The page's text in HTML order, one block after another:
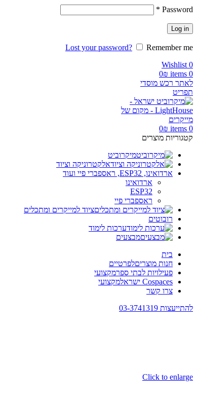
Password
*
Log in
Lost your password?
Remember me
0
Wishlist
0
items
0₪
לאתר רכש מוסדי
תפריט
0
items
0₪
קטגוריות מוצרים
מיקרוביט
אלקטרוניקה וציוד
ארדואינו, ESP32, ראספברי פיי ועוד
ארדואינו
ESP32
ראספברי פיי
ציוד למייקרים ומתכלים
רובוטים
ערכות לימוד
מבצעים
בית
חנות מוצריםלפרטיים
פעילויות לבתי ספרמקצועי
Cospaces ישראל
מקצועי
צרו קשר
להתייעצות 03-3741319
Click to enlarge